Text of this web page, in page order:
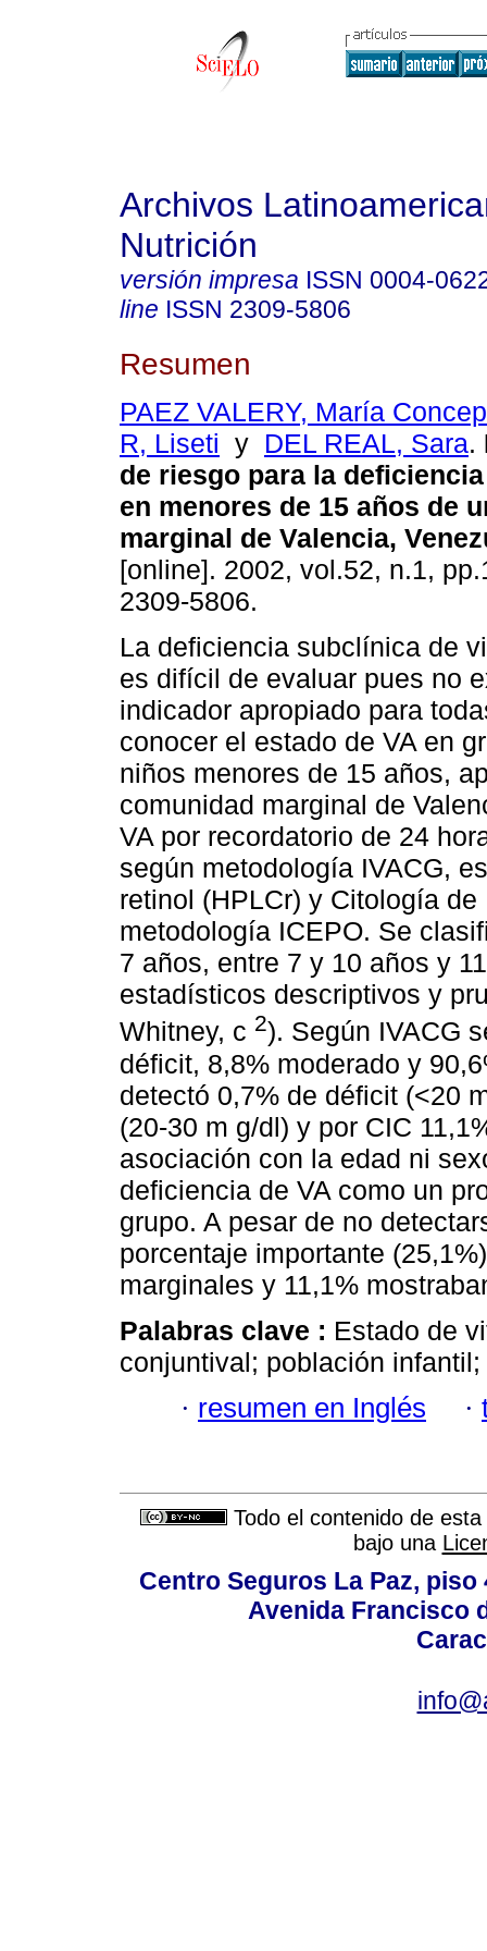
Archivos
Nutrición
versión impresa ISSN 0004-
line ISSN 2309-5806
Resumen
PAEZ VALERY, María
R, Liseti y DEL REAL, Sara.
de riesgo para la
en menores de 15 años de
marginal de Valencia,
[online]. 2002, vol.52, n.1,
2309-5806.
La deficiencia subclínica de
es difícil de evaluar pues no
indicador apropiado para
conocer el estado de VA en
niños menores de 15 años,
comunidad marginal de
VA por recordatorio de 24
según metodología IVACG,
retinol (HPLCr) y Citología
metodología ICEPO. Se
7 años, entre 7 y 10 años y
estadísticos descriptivos y
Whitney, c 2). Según IVACG
déficit, 8,8% moderado y
detectó 0,7% de déficit (<20
(20-30 m g/dl) y por CIC
asociación con la edad ni
deficiencia de VA como un
grupo. A pesar de no
porcentaje importante
marginales y 11,1%
Palabras clave : Estado de
conjuntival; población
· resumen en Inglés ·
Todo el contenido de
bajo una
Centro Seguros La Paz,
Avenida Francisco